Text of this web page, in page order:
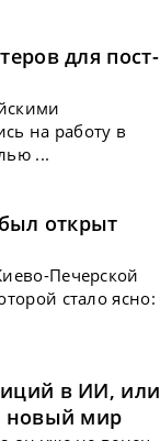
для пост-
на работу в
...
открыт
Печерской
стало ясно:
в ИИ, или
новый мир